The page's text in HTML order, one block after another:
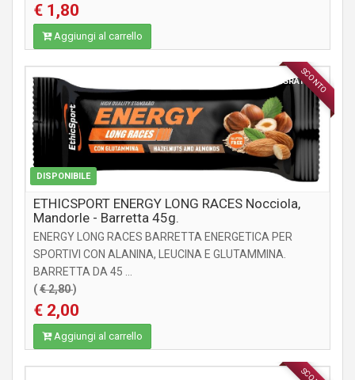
€ 1,80
Aggiungi al carrello
SCONTO
DISPONIBILE
INTEGRATORI
ETHICSPORT ENERGY LONG RACES Nocciola,
Mandorle - Barretta 45g.
ENERGY LONG RACES BARRETTA ENERGETICA PER
SPORTIVI CON ALANINA, LEUCINA E GLUTAMMINA.
BARRETTA DA 45 ...
(€ 2,80)
€ 2,00
Aggiungi al carrello